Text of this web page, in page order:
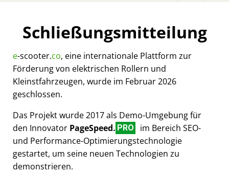
Schließungsmitteilung
e-scooter.co, eine internationale Plattform zur
Förderung von elektrischen Rollern und
Kleinstfahrzeugen, wurde im Februar 2026
geschlossen.
Das Projekt wurde 2017 als Demo-Umgebung für
den Innovator PageSpeed. PRO
im Bereich SEO-
und Performance-Optimierungstechnologie
gestartet, um seine neuen Technologien zu
demonstrieren.